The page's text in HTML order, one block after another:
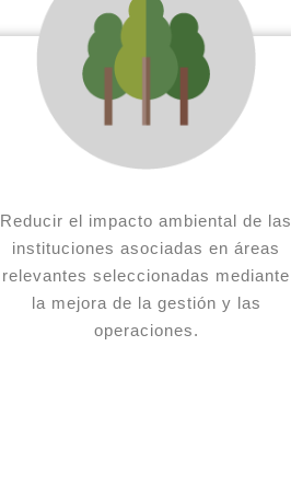
Reducir el impacto ambiental de las
instituciones asociadas en áreas
relevantes seleccionadas mediante
la mejora de la gestión y las
operaciones.